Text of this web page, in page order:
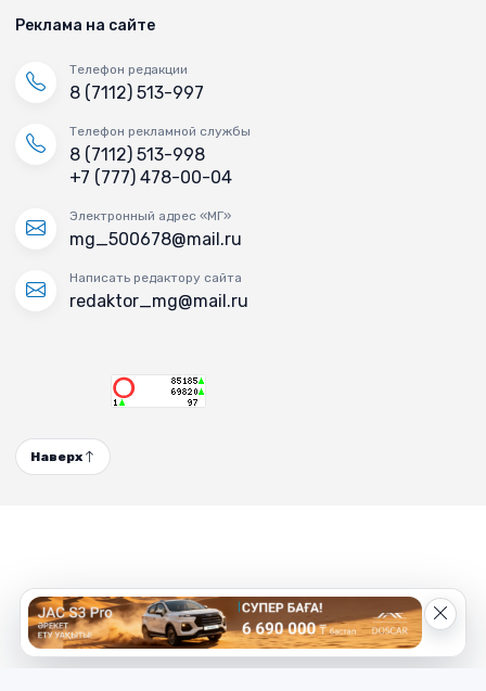
Реклама на сайте
Телефон редакции
8 (7112) 513-997
Телефон рекламной службы
8 (7112) 513-998
+7 (777) 478-00-04
Электронный адрес «МГ»
mg_500678@mail.ru
Написать редактору сайта
redaktor_mg@mail.ru
Наверх